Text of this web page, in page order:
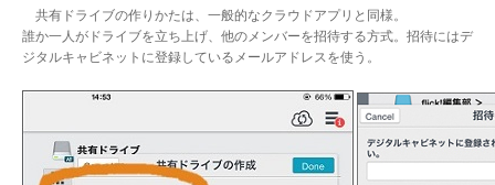
共有ドライブの作りかたは、一般的なクラウドアプリと同様。
誰か一人がドライブを立ち上げ、他のメンバーを招待する方式。招待にはデ
ジタルキャビネットに登録しているメールアドレスを使う。